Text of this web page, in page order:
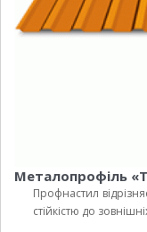
Металопрофіль
Профнастил
стійкістю до